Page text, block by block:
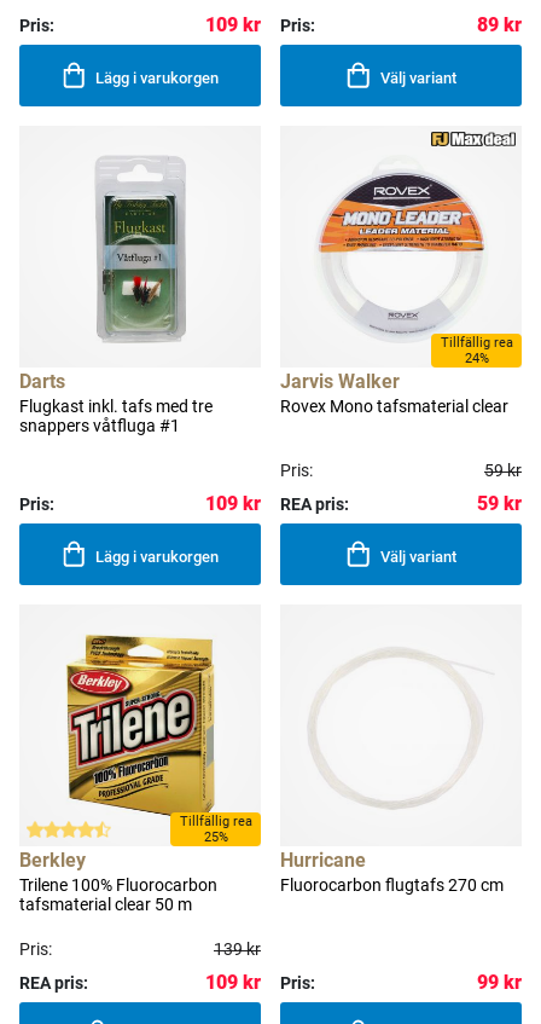
Pris: 109 kr
Lägg i varukorgen
Pris: 89 kr
Välj variant
Darts
Flugkast inkl. tafs med tre
snappers våtfluga #1
Pris: 109 kr
Lägg i varukorgen
Tillfällig rea
24%
Jarvis Walker
Rovex Mono tafsmaterial clear
Pris:
59 kr
REA pris:
59 kr
Välj variant
Tillfällig rea
25%
Berkley
Trilene 100% Fluorocarbon
tafsmaterial clear 50 m
Pris:
139 kr
REA pris:
109 kr
Hurricane
Fluorocarbon flugtafs 270 cm
Pris: 99 kr